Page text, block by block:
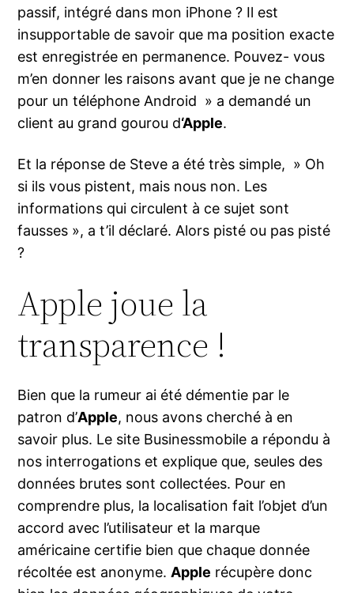
passif, intégré dans mon iPhone ? Il est
insupportable de savoir que ma position exacte
est enregistrée en permanence. Pouvez- vous
m’en donner les raisons avant que je ne change
pour un téléphone Android » a demandé un
client au grand gourou d‘Apple.
Et la réponse de Steve a été très simple, » Oh
si ils vous pistent, mais nous non. Les
informations qui circulent à ce sujet sont
fausses », a t’il déclaré. Alors pisté ou pas pisté
?
Apple joue la
transparence !
Bien que la rumeur ai été démentie par le
patron d’Apple, nous avons cherché à en
savoir plus. Le site Businessmobile a répondu à
nos interrogations et explique que, seules des
données brutes sont collectées. Pour en
comprendre plus, la localisation fait l’objet d’un
accord avec l’utilisateur et la marque
américaine certifie bien que chaque donnée
récoltée est anonyme.Apple récupère donc